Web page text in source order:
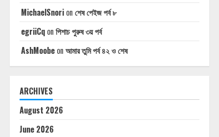
MichaelSnori on শেষ পেইজ পর্ব ৮
egriiCq on পিশাচ পুরুষ ৩য় পর্ব
AshMoobe on আমার তুমি পর্ব ৪২ ও শেষ
ARCHIVES
August 2026
June 2026